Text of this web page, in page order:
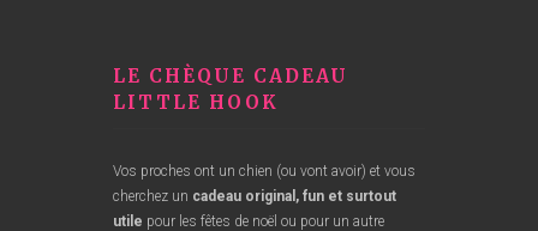
LE CHÈQUE CADEAU
LITTLE HOOK
Vos proches ont un chien (ou vont avoir) et vous
cherchez un cadeau original , fun et surtout
utile pour les fêtes de noël ou pour un autre